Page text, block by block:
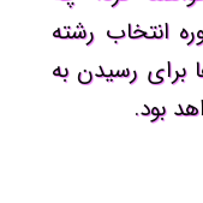
انتخاب رشته
برای رسیدن به
بود.